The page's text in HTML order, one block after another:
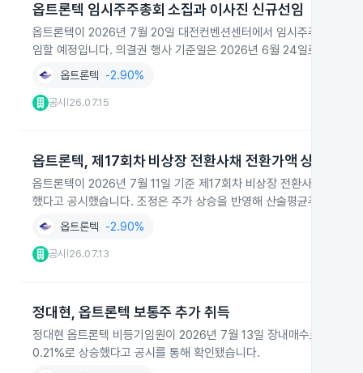
옵트론텍 임시주주총회 소집과 이사진 신규선임
옵트론텍이 2026년 7월 20일 대전컨벤션센터에서 임시주주총회를
임할 예정입니다. 의결권 행사 기준일은 2026년 6월 24일로 확정됐
옵트론텍 -2.90%
공시 26.07.15
옵트론텍, 제17회차 비상장 전환사채 전환가액 상향 조정
옵트론텍이 2026년 7월 11일 기준 제17회차 비상장 전환사채의
했다고 공시했습니다. 조정은 주가 상승을 반영해 산술평균주가와 최
옵트론텍 -2.90%
공시 26.07.13
정대현, 옵트론텍 보통주 추가 취득
정대현 옵트론텍 비등기임원이 2026년 7월 13일 장내매수로 보통
0.21%로 상승했다고 공시를 통해 확인됐습니다.